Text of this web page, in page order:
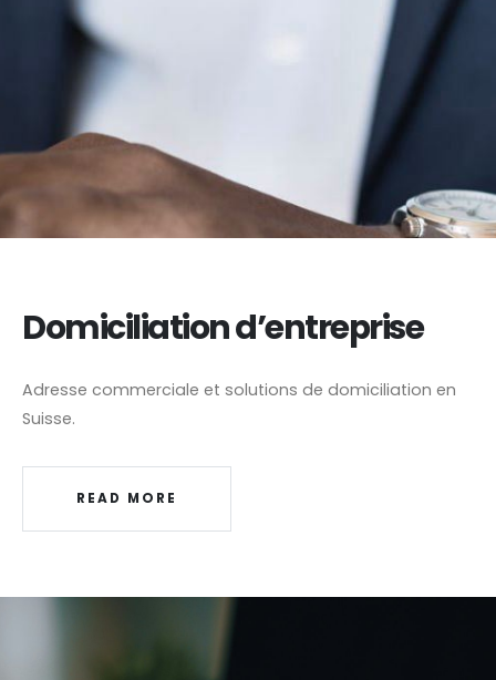
Domiciliation d’entreprise
Adresse commerciale et solutions de domiciliation en
Suisse.
READ MORE